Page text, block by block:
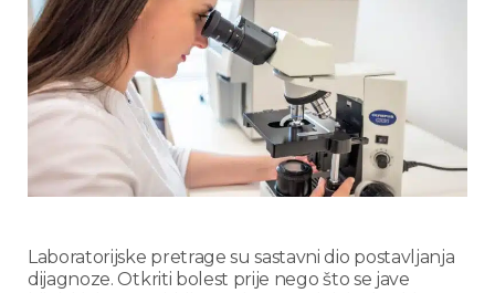
Laboratorijske pretrage su sastavni dio postavljanja
dijagnoze. Otkriti bolest prije nego što se jave